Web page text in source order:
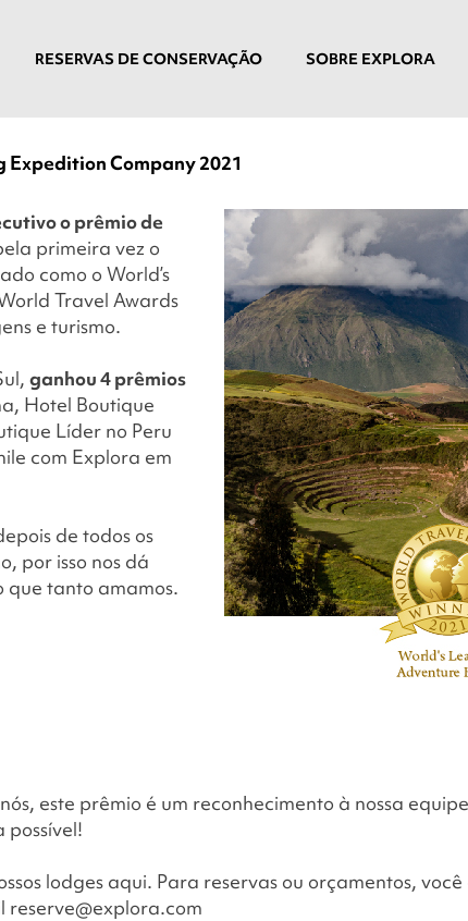
RESERVAS DE CONSERVAÇÃO SOBRE EXPLORA
Expedition Company 2021
o prêmio de
primeira vez o
como o World’s
Travel Awards
e turismo.
ganhou 4 prêmios
Hotel Boutique
Líder no Peru
com Explora em
de todos os
por isso nos dá
que tanto amamos.
este prêmio é um reconhecimento à nossa
possível!
lodges aqui. Para reservas ou orçamentos,
reserve@explora.com